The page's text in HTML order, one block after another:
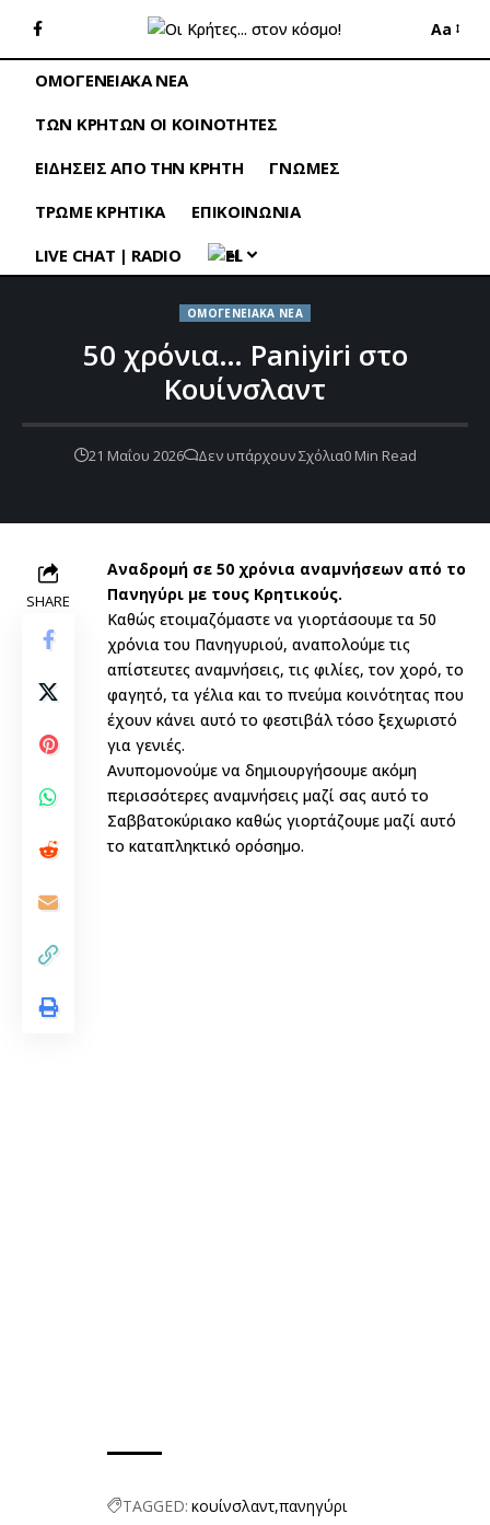
Aa
ΟΜΟΓΕΝΕΙΑΚΑ ΝΕΑ
ΤΩΝ ΚΡΗΤΩΝ ΟΙ ΚΟΙΝΟΤΗΤΕΣ
ΕΙΔΗΣΕΙΣ ΑΠΟ ΤΗΝ ΚΡΗΤΗ
ΓΝΩΜΕΣ
ΤΡΩΜΕ ΚΡΗΤΙΚΑ
ΕΠΙΚΟΙΝΩΝΙΑ
LIVE CHAT | RADIO
EL
ΟΜΟΓΕΝΕΙΑΚΑ ΝΕΑ
50 χρόνια… Paniyiri στο
Κουίνσλαντ
21 Μαΐου 2026 Δεν υπάρχουν Σχόλια0 Min Read
SHARE
Αναδρομή σε 50 χρόνια αναμνήσεων από το
Πανηγύρι με τους Κρητικούς.
Καθώς ετοιμαζόμαστε να γιορτάσουμε τα 50
χρόνια του Πανηγυριού, αναπολούμε τις
απίστευτες αναμνήσεις, τις φιλίες, τον χορό, το
φαγητό, τα γέλια και το πνεύμα κοινότητας που
έχουν κάνει αυτό το φεστιβάλ τόσο ξεχωριστό
για γενιές.
Ανυπομονούμε να δημιουργήσουμε ακόμη
περισσότερες αναμνήσεις μαζί σας αυτό το
Σαββατοκύριακο καθώς γιορτάζουμε μαζί αυτό
το καταπληκτικό ορόσημο.
TAGGED: κουίνσλαντ πανηγύρι